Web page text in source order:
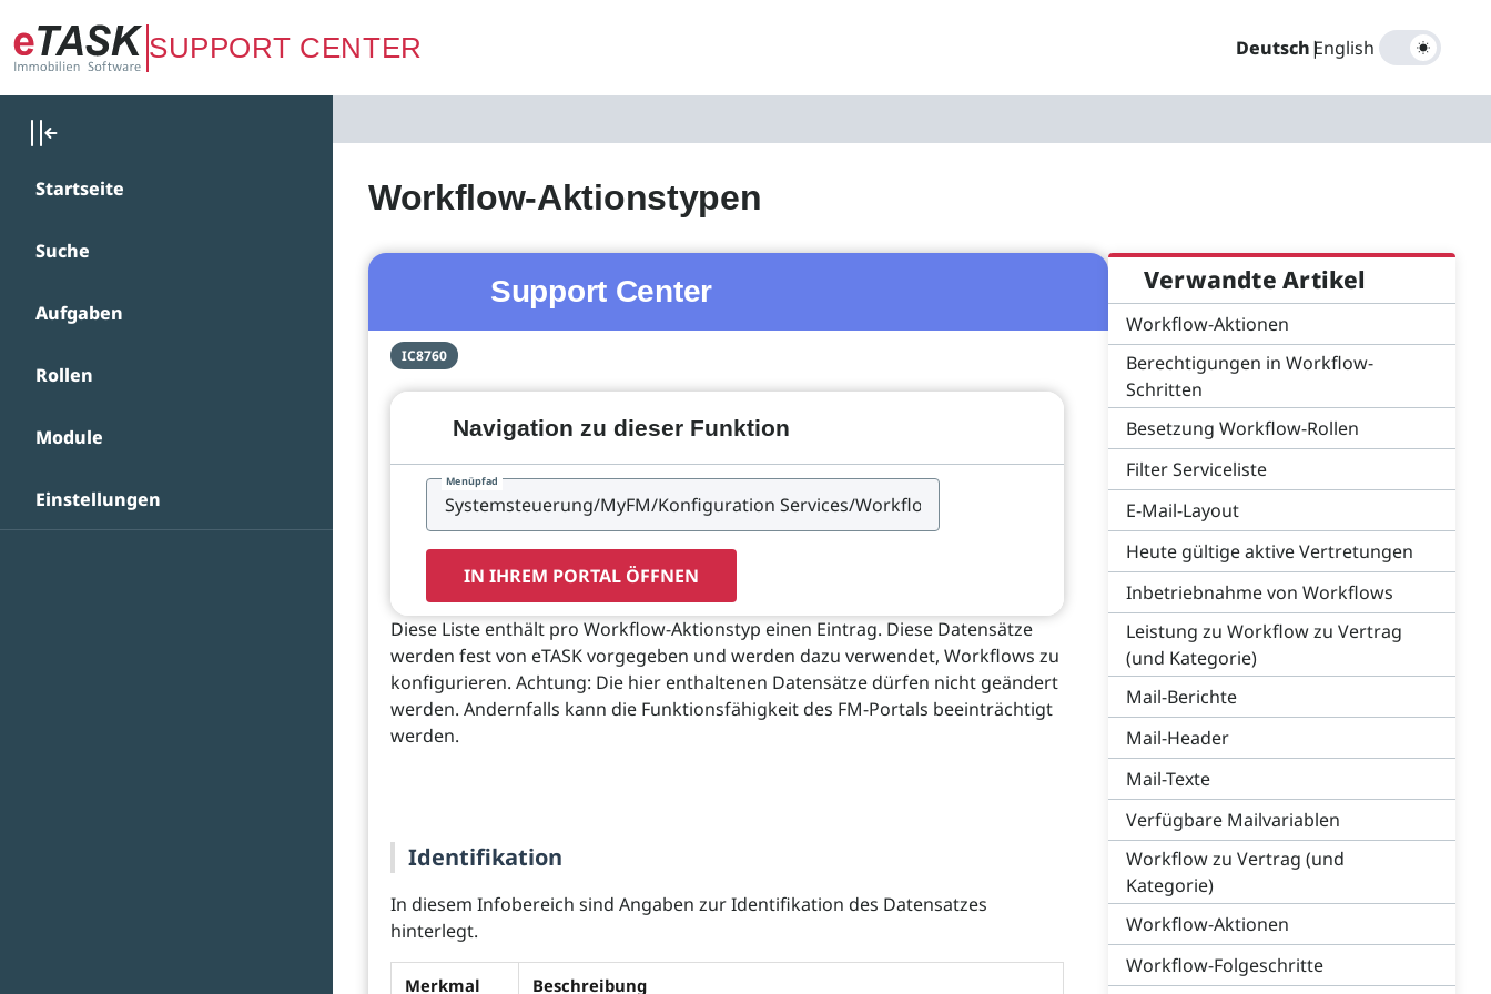
Zum Hauptinhalt springen
SUPPORT CENTER Deutsch|
English
Startseite
Suche
Aufgaben
Rollen
Module
Einstellungen
Workflow-Aktionstypen
Support Center
IC8760
Navigation zu dieser Funktion
Menüpfad
IN IHREM PORTAL ÖFFNEN
Diese Liste enthält pro Workflow-Aktionstyp einen Eintrag. Diese Datensätze
werden fest von eTASK vorgegeben und werden dazu verwendet, Workflows zu
konfigurieren. Achtung: Die hier enthaltenen Datensätze dürfen nicht geändert
werden. Andernfalls kann die Funktionsfähigkeit des FM-Portals beeinträchtigt
werden.
Identifikation
In diesem Infobereich sind Angaben zur Identifikation des Datensatzes
hinterlegt.
Merkmal Beschreibung
Verwandte Artikel
Workflow-Aktionen
Berechtigungen in Workflow-
Schritten
Besetzung Workflow-Rollen
Filter Serviceliste
E-Mail-Layout
Heute gültige aktive Vertretungen
Inbetriebnahme von Workflows
Leistung zu Workflow zu Vertrag
(und Kategorie)
Mail-Berichte
Mail-Header
Mail-Texte
Verfügbare Mailvariablen
Workflow zu Vertrag (und
Kategorie)
Workflow-Aktionen
Workflow-Folgeschritte